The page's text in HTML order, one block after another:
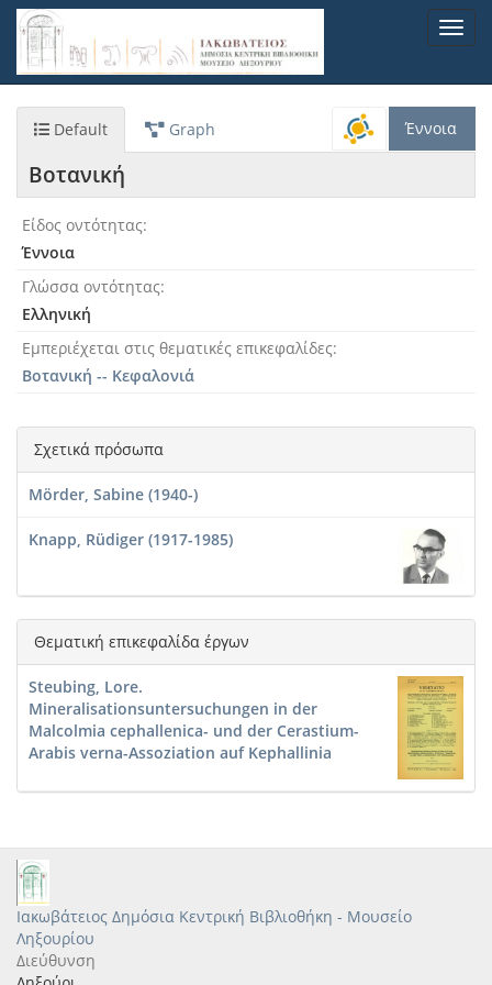
Παράκαμψη
προς
κυρίως
Default Graph Έννοια
Βοτανική
Είδος οντότητας
Έννοια
Γλώσσα οντότητας
Ελληνική
Εμπεριέχεται στις θεματικές επικεφαλίδες
Βοτανική -- Κεφαλονιά
Σχετικά πρόσωπα
Mörder, Sabine (1940-)
Knapp, Rüdiger (1917-1985)
Θεματική επικεφαλίδα έργων
Steubing, Lore.
Mineralisationsuntersuchungen in der
Malcolmia cephallenica- und der Cerastium-
Arabis verna-Assoziation auf Kephallinia
Ιακωβάτειος Δημόσια Κεντρική Βιβλιοθήκη - Μουσείο
Ληξουρίου
Διεύθυνση